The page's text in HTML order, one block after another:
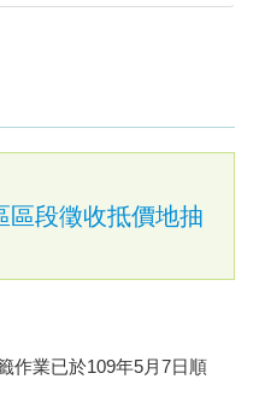
區段徵收抵價地抽
作業已於109年5月7日順